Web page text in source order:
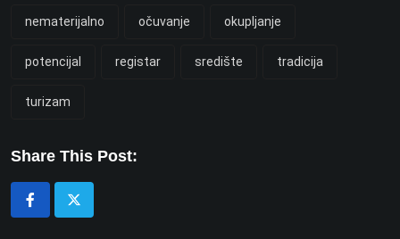
nematerijalno očuvanje okupljanje
potencijal registar središte tradicija
turizam
Share This Post: